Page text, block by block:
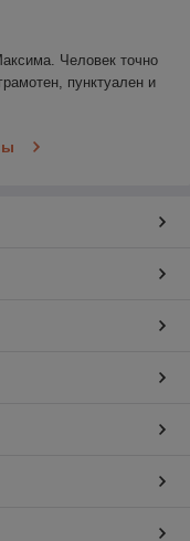
Человек точно
пунктуален и